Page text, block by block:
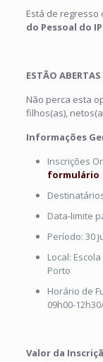
Está de regresso
do Pessoal do
ESTÃO
Não perca esta
filhos(as),
Informações
Inscrições
formulário
Data-limite
Período: 30
Local:
Porto
Horário de
09h00-
Valor da